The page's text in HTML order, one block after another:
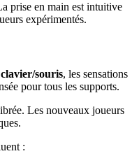
prise en main est intuitive
expérimentés.
clavier/souris, les sensations
pour tous les supports.
Les nouveaux joueurs
: